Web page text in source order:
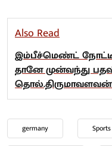
Also Read
இம்பீச்மெண்ட் நோட்டீஸ்:
தானே முன்வந்து
germany Sports